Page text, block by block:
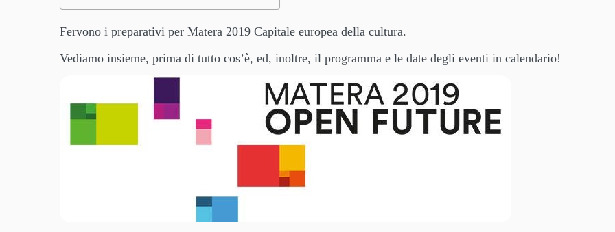
Fervono i preparativi per Matera 2019 Capitale europea della cultura.
Vediamo insieme, prima di tutto cos’è, ed, inoltre, il programma e le date degli eventi in calendario!